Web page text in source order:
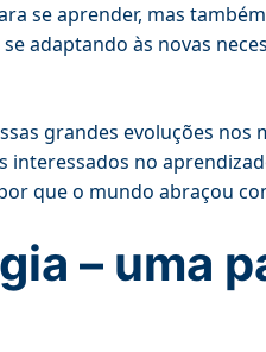
se aprender, mas
adaptando às novas
grandes evoluções
interessados no
que o mundo abraçou
– uma